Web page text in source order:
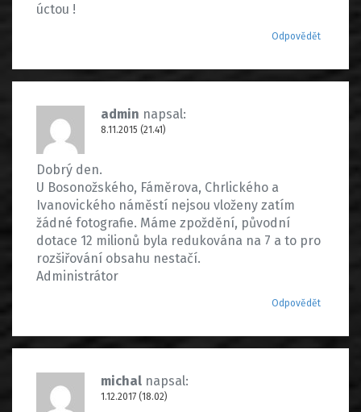
úctou !
Odpovědět
admin napsal:
8.11.2015 (21.41)
Dobrý den.
U Bosonožského, Fáměrova, Chrlického a
Ivanovického náměstí nejsou vloženy zatím
žádné fotografie. Máme zpoždění, původní
dotace 12 milionů byla redukována na 7 a to pro
rozšiřování obsahu nestačí.
Administrátor
Odpovědět
michal napsal:
1.12.2017 (18.02)